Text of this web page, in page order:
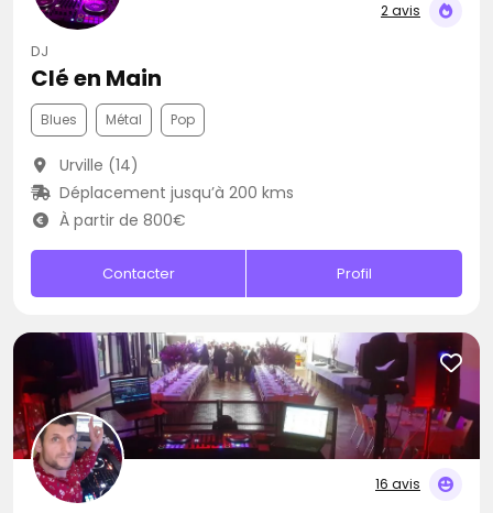
2 avis
DJ
Clé en Main
Blues Métal Pop
Urville (14)
Déplacement jusqu’à 200 kms
À partir de 800€
Contacter Profil
16 avis